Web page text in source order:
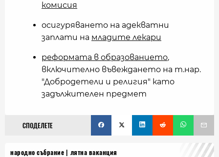
комисия
осигуряването на адекватни
заплати на младите лекари
реформата в образованието,
включително въвеждането на т.нар.
"Добродетели и религия" като
задължителен предмет
СПОДЕЛЕТЕ
народно събрание лятна ваканция